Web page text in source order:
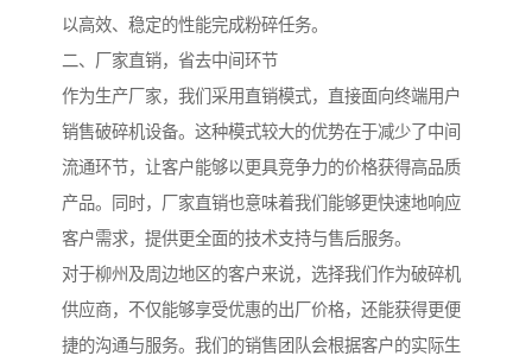
以高效、稳定的性能完成粉碎任务。
二、厂家直销，省去中间环节
作为生产厂家，我们采用直销模式，直接面向终端用户
销售破碎机设备。这种模式较大的优势在于减少了中间
流通环节，让客户能够以更具竞争力的价格获得高品质
产品。同时，厂家直销也意味着我们能够更快速地响应
客户需求，提供更全面的技术支持与售后服务。
对于柳州及周边地区的客户来说，选择我们作为破碎机
供应商，不仅能够享受优惠的出厂价格，还能获得更便
捷的沟通与服务。我们的销售团队会根据客户的实际生